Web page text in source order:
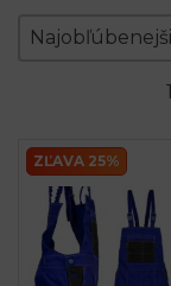
Zoradenie
Sort content
Sort content
ZĽAVA 25%